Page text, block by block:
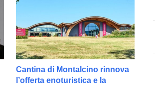
Cantina di Montalcino rinnova
l’offerta enoturistica e la